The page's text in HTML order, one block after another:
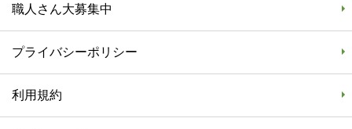
職人さん大募集中
プライバシーポリシー
利用規約